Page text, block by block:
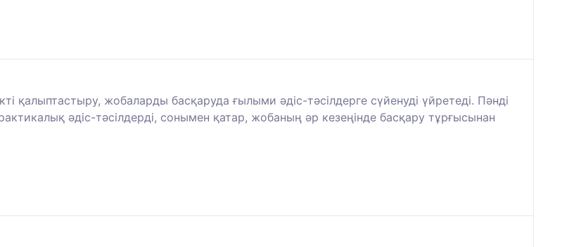
қалыптастыру, жобаларды басқаруда ғылыми әдіс-тәсілдерге сүйенуді үйретеді. Пәнді
әдіс-тәсілдерді, сонымен қатар, жобаның әр кезеңінде басқару тұрғысынан